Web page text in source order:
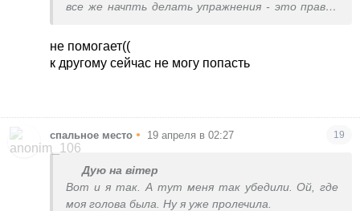
все же начпть делать упражнения - это правда
не помогает((
к другому сейчас не могу попасть
спальное место • 19 апреля в 02:27 19
Дую на вітер
Вот и я так. А тут меня так убедили. Ой, где
моя голова была. Ну я уже пролечила.